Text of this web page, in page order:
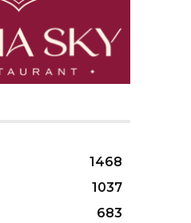
1468
1037
683